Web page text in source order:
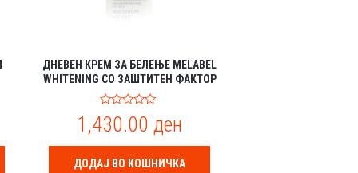
ДНЕВЕН КРЕМ ЗА БЕЛЕЊЕ MELABEL
WHITENING СО ЗАШТИТЕН ФАКТОР
50+
0
o
u
t
f
1,430.00 ден
ДОДАЈ ВО КОШНИЧКА